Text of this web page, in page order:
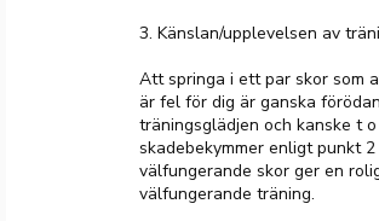
3. Känslan/upplevelsen av
Att springa i ett par skor som
är fel för dig är ganska
träningsglädjen och kanske t
skadebekymmer enligt punkt
välfungerande skor ger en
välfungerande träning.